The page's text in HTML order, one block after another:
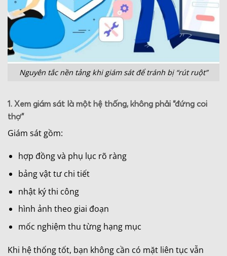
Nguyên tắc nền tảng khi giám sát để tránh bị “rút ruột”
1. Xem giám sát là một hệ thống, không phải “đứng coi
thợ”
Giám sát gồm:
hợp đồng và phụ lục rõ ràng
bảng vật tư chi tiết
nhật ký thi công
hình ảnh theo giai đoạn
mốc nghiệm thu từng hạng mục
Khi hệ thống tốt, bạn không cần có mặt liên tục vẫn